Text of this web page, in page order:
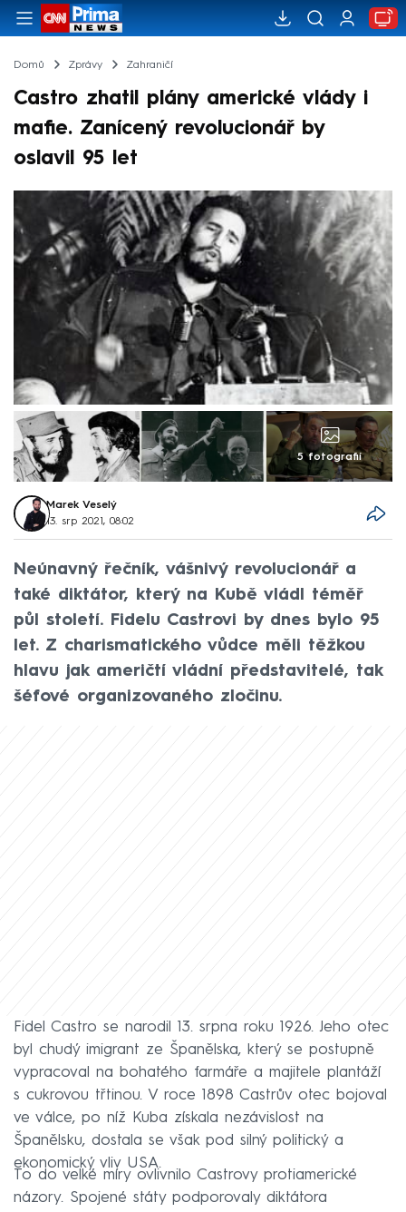
Domů Zprávy Zahraničí
Castro zhatil plány americké vlády i
mafie. Zanícený revolucionář by
oslavil 95 let
5 fotografií
Marek Veselý
13. srp 2021, 08:02
Neúnavný řečník, vášnivý revolucionář a
také diktátor, který na Kubě vládl téměř
půl století. Fidelu Castrovi by dnes bylo 95
let. Z charismatického vůdce měli těžkou
hlavu jak američtí vládní představitelé, tak
šéfové organizovaného zločinu.
Fidel Castro se narodil 13. srpna roku 1926. Jeho otec
byl chudý imigrant ze Španělska, který se postupně
vypracoval na bohatého farmáře a majitele plantáží
s cukrovou třtinou. V roce 1898 Castrův otec bojoval
ve válce, po níž Kuba získala nezávislost na
Španělsku, dostala se však pod silný politický a
ekonomický vliv USA.
To do velké míry ovlivnilo Castrovy protiamerické
názory. Spojené státy podporovaly diktátora